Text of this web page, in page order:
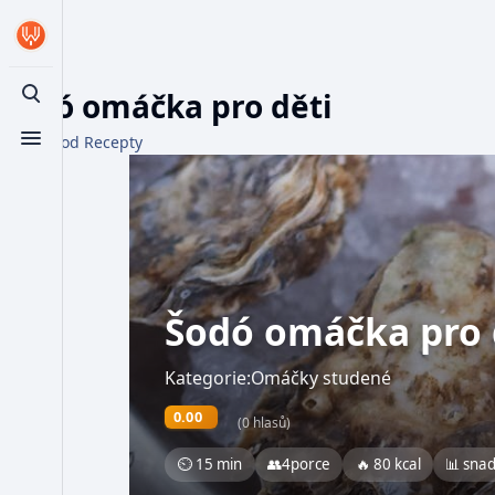
Toggle search
Toggle menu
Šodó omáčka pro děti
Z WikiFood Recepty
Šodó omáčka
Kategorie:Omáčky studené
0.00 (0 hlasů)
⏲ 15 min 👥4porce 🔥 80 kcal 📊